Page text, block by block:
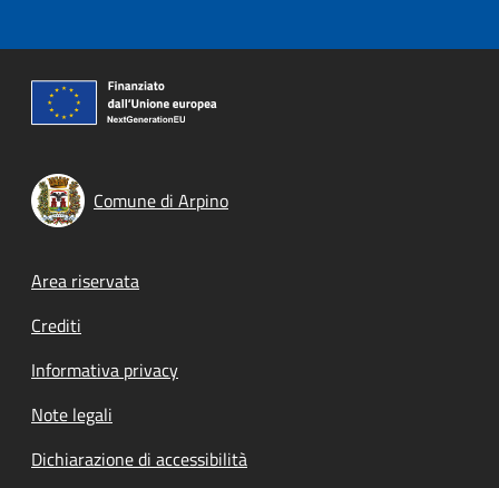
Comune di Arpino
Footer menu
Area riservata
Crediti
Informativa privacy
Note legali
Dichiarazione di accessibilità